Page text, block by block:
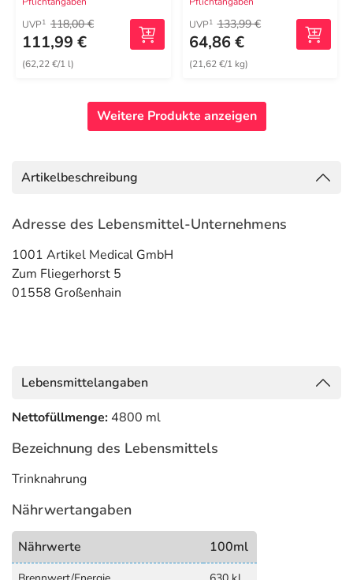
UVP1 118,00 €
111,99 €
(62,22 €/1 l)
UVP1 133,99 €
64,86 €
(21,62 €/1 kg)
Weitere Produkte anzeigen
Artikelbeschreibung
Adresse des Lebensmittel-Unternehmens
1001 Artikel Medical GmbH
Zum Fliegerhorst 5
01558 Großenhain
Lebensmittelangaben
Nettofüllmenge: 4800 ml
Bezeichnung des Lebensmittels
Trinknahrung
Nährwertangaben
Nährwerte 100ml